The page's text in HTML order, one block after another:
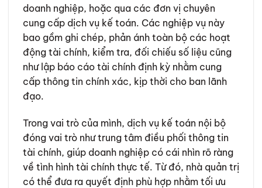
doanh nghiệp, hoặc qua các đơn vị chuyên
cung cấp dịch vụ kế toán. Các nghiệp vụ này
bao gồm ghi chép, phản ánh toàn bộ các hoạt
động tài chính, kiểm tra, đối chiếu số liệu cũng
như lập báo cáo tài chính định kỳ nhằm cung
cấp thông tin chính xác, kịp thời cho ban lãnh
đạo.
Trong vai trò của mình, dịch vụ kế toán nội bộ
đóng vai trò như trung tâm điều phối thông tin
tài chính, giúp doanh nghiệp có cái nhìn rõ ràng
về tình hình tài chính thực tế. Từ đó, nhà quản trị
có thể đưa ra quyết định phù hợp nhằm tối ưu